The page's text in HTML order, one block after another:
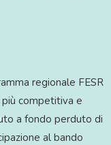
regionale FESR
più competitiva e
a fondo perduto di
al bando